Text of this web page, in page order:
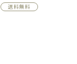
送料無料